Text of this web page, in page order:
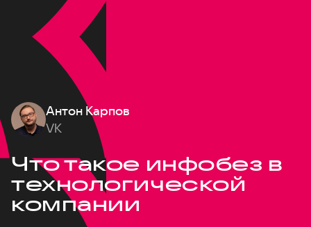
Антон Карпов
VK
Что такое инфобез в
технологической
компании